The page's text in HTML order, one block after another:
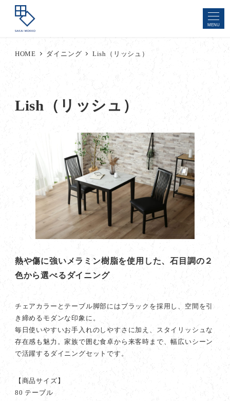
MENU
HOME ダイニング Lish（リッシュ）
Lish（リッシュ）
熱や傷に強いメラミン樹脂を使用した、石目調の２
色から選べるダイニング
チェアカラーとテーブル脚部にはブラックを採用し、空間を引
き締めるモダンな印象に。
毎日使いやすいお手入れのしやすさに加え、スタイリッシュな
存在感も魅力。家族で囲む食卓から来客時まで、幅広いシーン
で活躍するダイニングセットです。
【商品サイズ】
80 テーブル